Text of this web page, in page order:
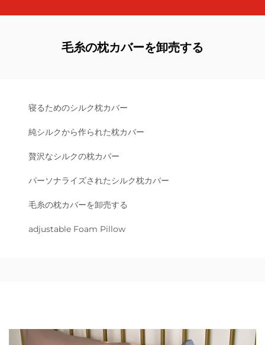
毛糸の枕カバーを卸売する
寝るためのシルク枕カバー
純シルクから作られた枕カバー
贅沢なシルクの枕カバー
パーソナライズされたシルク枕カバー
毛糸の枕カバーを卸売する
adjustable Foam Pillow